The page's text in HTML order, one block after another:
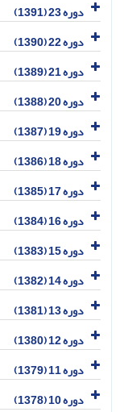
دوره 23 (1391)
دوره 22 (1390)
دوره 21 (1389)
دوره 20 (1388)
دوره 19 (1387)
دوره 18 (1386)
دوره 17 (1385)
دوره 16 (1384)
دوره 15 (1383)
دوره 14 (1382)
دوره 13 (1381)
دوره 12 (1380)
دوره 11 (1379)
دوره 10 (1378)